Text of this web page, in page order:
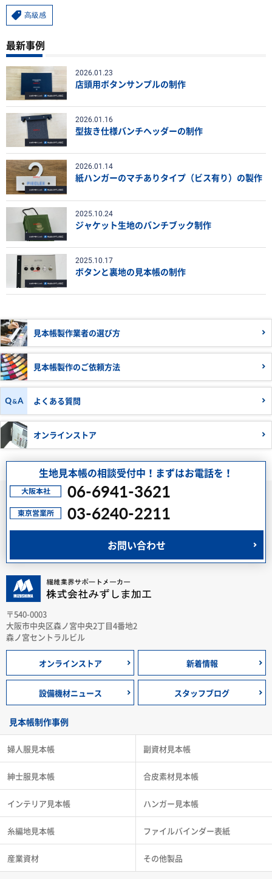
高級感
最新事例
2026.01.23
店頭用ボタンサンプルの制作
2026.01.16
型抜き仕様バンチヘッダーの制作
2026.01.14
紙ハンガーのマチありタイプ（ビス有り）の製作
2025.10.24
ジャケット生地のバンチブック制作
2025.10.17
ボタンと裏地の見本帳の制作
見本帳製作業者の選び方
見本帳製作のご依頼方法
よくある質問
オンラインストア
生地見本帳の相談受付中！まずはお電話を！
06-6941-3621
03-6240-2211
お問い合わせ
〒540-0003
大阪市中央区森ノ宮中央2丁目4番地2
森ノ宮セントラルビル
オンラインストア 新着情報
設備機材ニュース スタッフブログ
見本帳制作事例
婦人服見本帳
紳士服見本帳
インテリア見本帳
糸編地見本帳
産業資材
副資材見本帳
合皮素材見本帳
ハンガー見本帳
ファイルバインダー表紙
その他製品